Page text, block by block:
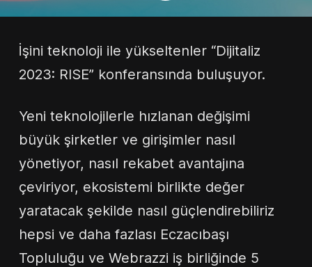
İşini teknoloji ile yükseltenler “Dijitaliz
2023: RISE” konferansında buluşuyor.
Yeni teknolojilerle hızlanan değişimi
büyük şirketler ve girişimler nasıl
yönetiyor, nasıl rekabet avantajına
çeviriyor, ekosistemi birlikte değer
yaratacak şekilde nasıl güçlendirebiliriz
hepsi ve daha fazlası Eczacıbaşı
Topluluğu ve Webrazzi iş birliğinde 5